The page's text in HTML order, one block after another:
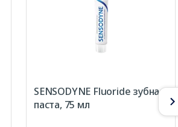
SENSODYNE Fluoride зубная
паста, 75 мл